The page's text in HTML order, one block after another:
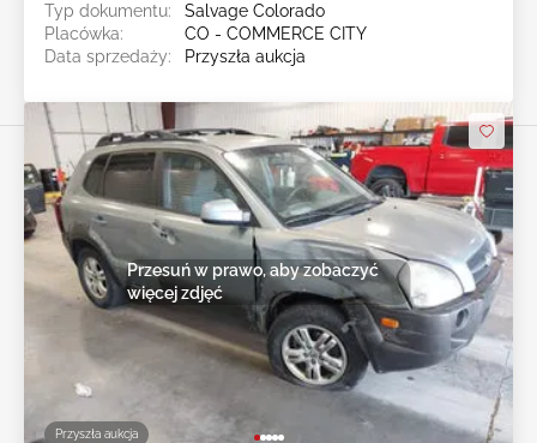
Typ dokumentu:
Salvage Colorado
Placówka:
CO - COMMERCE CITY
Data sprzedaży:
Przyszła aukcja
Przyszła aukcja
Przesuń w prawo, aby zobaczyć
więcej zdjęć